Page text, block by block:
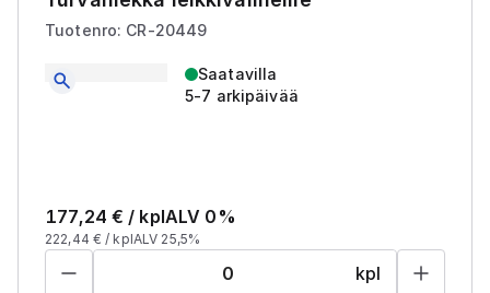
Tuotenro: CR-20449
Saatavilla
5-7 arkipäivää
177,24 € / kplALV 0%
222,44 € / kplALV 25,5%
kpl